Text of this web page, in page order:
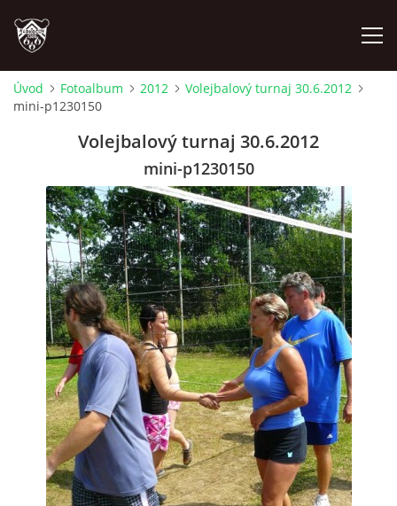
ÚVOD
PROBĚHLÉ AKCE
NOVINKY
FOTOALBUM
VIDEA
INTERNÍ SEKCE
KONTAKTY
Úvod Fotoalbum 2012
Volejbalový turnaj 30.6.2012
mini-p1230150
Volejbalový turnaj 30.6.2012
mini-p1230150